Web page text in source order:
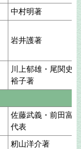
中村明著
岩井護著
川上郁雄・尾関史
裕子著
佐藤武義・前田富
代表
籾山洋介著